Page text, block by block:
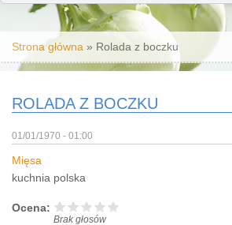
Jesteś tutaj
Strona główna » Rolada z boczku
ROLADA Z BOCZKU
01/01/1970 - 01:00
Mięsa
kuchnia polska
Ocena:
Brak głosów